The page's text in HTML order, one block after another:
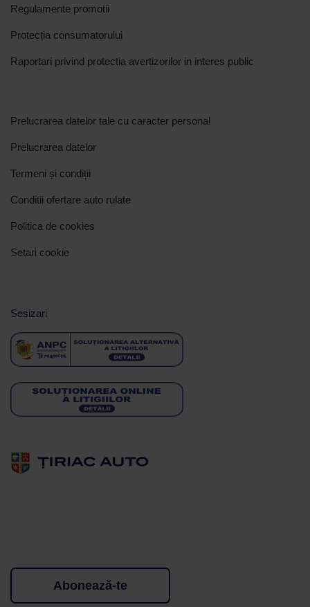
Regulamente promotii
Protecția consumatorului
Raportari privind protectia avertizorilor in interes public
Prelucrarea datelor tale cu caracter personal
Prelucrarea datelor
Termeni și condiții
Conditii ofertare auto rulate
Politica de cookies
Setari cookie
Sesizari
Abonează-te